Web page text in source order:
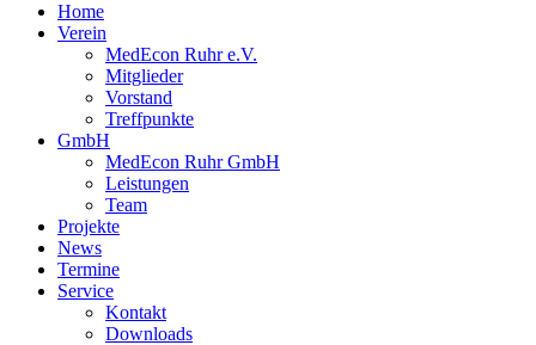
Home
Verein
MedEcon Ruhr e.V.
Mitglieder
Vorstand
Treffpunkte
GmbH
MedEcon Ruhr GmbH
Leistungen
Team
Projekte
News
Termine
Service
Kontakt
Downloads